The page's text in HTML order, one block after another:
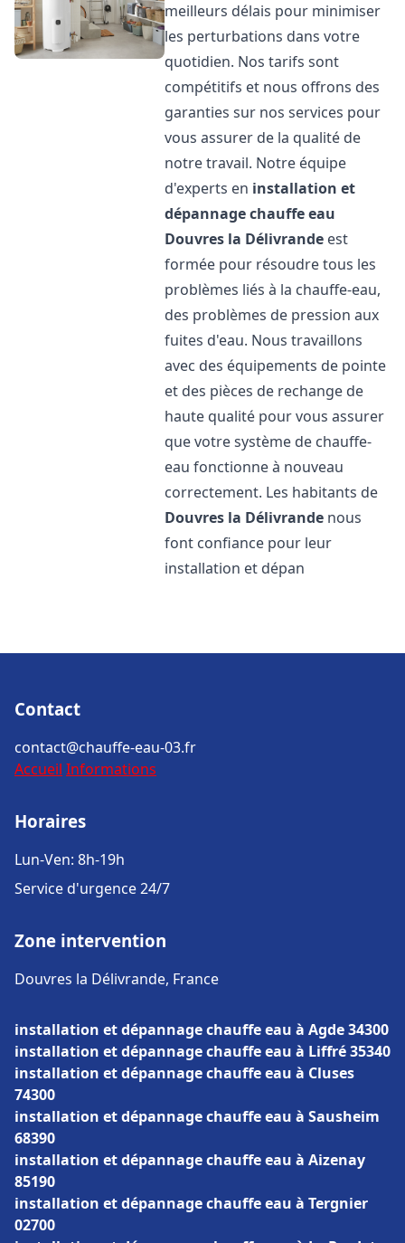
meilleurs délais pour minimiser
les perturbations dans votre
quotidien. Nos tarifs sont
compétitifs et nous offrons des
garanties sur nos services pour
vous assurer de la qualité de
notre travail. Notre équipe
d'experts en installation et
dépannage chauffe eau
Douvres la Délivrande est
formée pour résoudre tous les
problèmes liés à la chauffe-eau,
des problèmes de pression aux
fuites d'eau. Nous travaillons
avec des équipements de pointe
et des pièces de rechange de
haute qualité pour vous assurer
que votre système de chauffe-
eau fonctionne à nouveau
correctement. Les habitants de
Douvres la Délivrande nous
font confiance pour leur
installation et dépan
Contact
contact@chauffe-eau-03.fr
Accueil Informations
Horaires
Lun-Ven: 8h-19h
Service d'urgence 24/7
Zone intervention
Douvres la Délivrande, France
installation et dépannage chauffe eau à Agde 34300
installation et dépannage chauffe eau à Liffré 35340
installation et dépannage chauffe eau à Cluses
74300
installation et dépannage chauffe eau à Sausheim
68390
installation et dépannage chauffe eau à Aizenay
85190
installation et dépannage chauffe eau à Tergnier
02700